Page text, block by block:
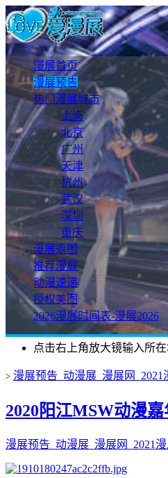
漫展首页
漫展预告
热门漫展城市
上海
北京
广州
天津
杭州
武汉
深圳
重庆
漫展返图
推荐漫展
动漫速递
授权美图
2026漫展时间表-漫展2026
点击右上角放大镜输入所
> 漫展预告_动漫展_漫展网
2020阳江MSW动漫
漫展预告_动漫展_漫展网_2021